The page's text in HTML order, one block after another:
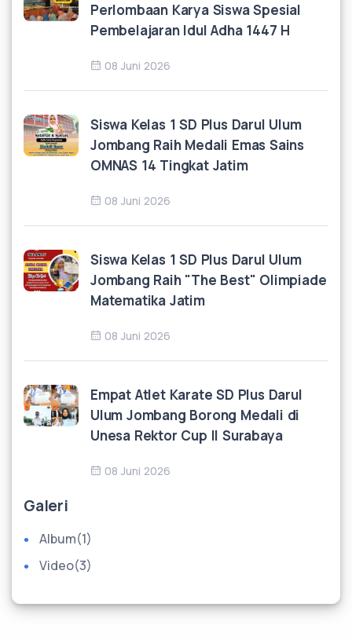
Perlombaan Karya Siswa Spesial
Pembelajaran Idul Adha 1447 H
08 Juni 2026
Siswa Kelas 1 SD Plus Darul Ulum
Jombang Raih Medali Emas Sains
OMNAS 14 Tingkat Jatim
08 Juni 2026
Siswa Kelas 1 SD Plus Darul Ulum
Jombang Raih "The Best" Olimpiade
Matematika Jatim
08 Juni 2026
Empat Atlet Karate SD Plus Darul
Ulum Jombang Borong Medali di
Unesa Rektor Cup II Surabaya
08 Juni 2026
Galeri
Album(1)
Video(3)